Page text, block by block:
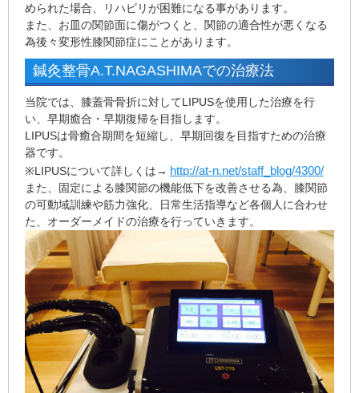
められた場合、リハビリが困難になる事があります。
また、お皿の関節面に傷がつくと、関節の適合性が悪くなる
為後々変形性膝関節症にことがあります。
鍼灸整骨A.T.NAGASHIMAでの治療法
当院では、膝蓋骨骨折に対してLIPUSを使用した治療を行
い、早期癒合・早期復帰を目指します。
LIPUSは骨癒合期間を短縮し、早期回復を目指すための治療
器です。
※LIPUSについて詳しくは→ http://at-n.net/staff_blog/4300/
また、固定による膝関節の機能低下を改善させる為、膝関節
の可動域訓練や筋力強化、日常生活指導など各個人に合わせ
た、オーダーメイドの治療を行っていきます。